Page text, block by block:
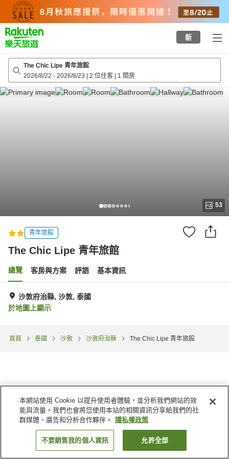
top
page
新
The Chic Lipe 青年旅館
2026/8/22 - 2026/8/23 | 2 位住客 | 1 間房
53
青年旅館
The Chic Lipe 青年旅館
總覽 客房與方案 評語 基本資訊
沙敦府治縣, 沙敦, 泰國
於地圖上顯示
首頁 泰國 沙敦 沙敦府治縣 The Chic Lipe 青年旅館
找客房
本網站使用 Cookie 以提升使用者體驗，並分析我們網站的效
能與流量。我們也會將您使用本站的相關資訊分享給我們的社
群媒體、廣告和分析合作夥伴。
隱私權政策
不要銷售我的個人資訊 允許全部